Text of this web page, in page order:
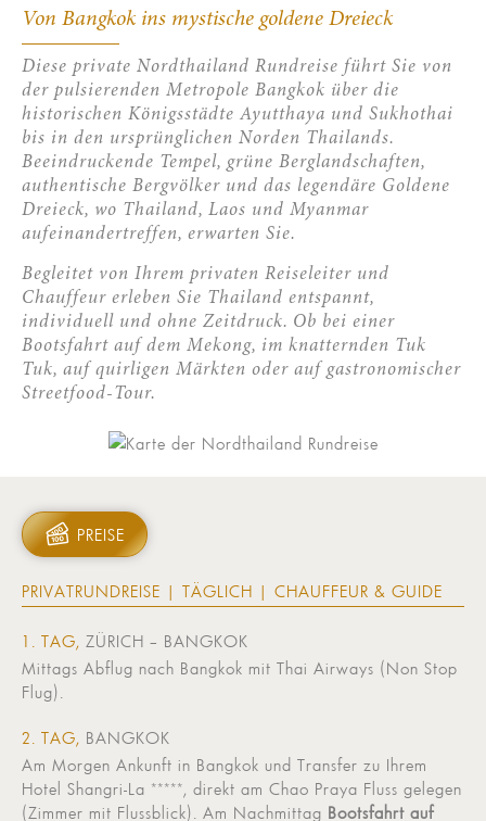
Von Bangkok ins mystische goldene Dreieck
Diese private Nordthailand Rundreise führt Sie von
der pulsierenden Metropole Bangkok über die
historischen Königsstädte Ayutthaya und Sukhothai
bis in den ursprünglichen Norden Thailands.
Beeindruckende Tempel, grüne Berglandschaften,
authentische Bergvölker und das legendäre Goldene
Dreieck, wo Thailand, Laos und Myanmar
aufeinandertreffen, erwarten Sie.
Begleitet von Ihrem privaten Reiseleiter und
Chauffeur erleben Sie Thailand entspannt,
individuell und ohne Zeitdruck. Ob bei einer
Bootsfahrt auf dem Mekong, im knatternden Tuk
Tuk, auf quirligen Märkten oder auf gastronomischer
Streetfood-Tour.
PREISE
PRIVATRUNDREISE | TÄGLICH | CHAUFFEUR & GUIDE
1. TAG, ZÜRICH – BANGKOK
Mittags Abflug nach Bangkok mit Thai Airways (Non Stop
Flug).
2. TAG, BANGKOK
Am Morgen Ankunft in Bangkok und Transfer zu Ihrem
Hotel Shangri-La *****, direkt am Chao Praya Fluss gelegen
(Zimmer mit Flussblick). Am Nachmittag Bootsfahrt auf